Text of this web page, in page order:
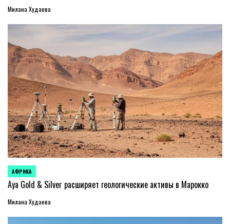
Милана Худаева
ОПУБЛИКОВАНО
В
АФРИКА
Aya Gold & Silver расширяет геологические активы в Марокко
Милана Худаева